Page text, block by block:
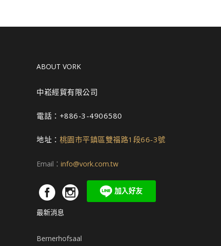
ABOUT VORK
中崧經貿有限公司
電話：+886-3-4906580
地址： 桃園市平鎮區雙福路1段66-3號
Email： info@vork.com.tw
最新消息
Bernerhofsaal